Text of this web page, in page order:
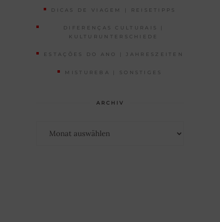
DICAS DE VIAGEM | REISETIPPS
DIFERENÇAS CULTURAIS |
KULTURUNTERSCHIEDE
ESTAÇÕES DO ANO | JAHRESZEITEN
MISTUREBA | SONSTIGES
ARCHIV